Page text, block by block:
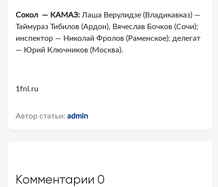
Сокол — КАМАЗ: Лаша Верулидзе (Владикавказ) —
Таймураз Тибилов (Ардон), Вячеслав Бочков (Сочи);
инспектор — Николай Фролов (Раменское); делегат
— Юрий Ключников (Москва).
1fnl.ru
Автор статьи: admin
Комментарии 0